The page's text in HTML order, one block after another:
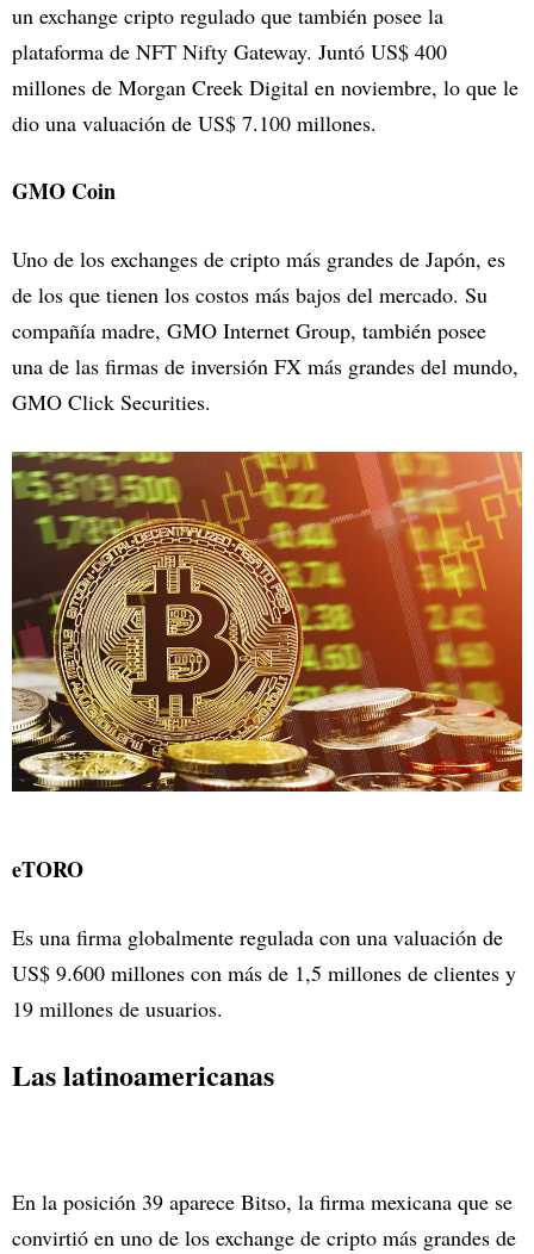
un exchange cripto regulado que también posee la
plataforma de NFT Nifty Gateway. Juntó US$ 400
millones de Morgan Creek Digital en noviembre, lo que le
dio una valuación de US$ 7.100 millones.
GMO Coin
Uno de los exchanges de cripto más grandes de Japón, es
de los que tienen los costos más bajos del mercado. Su
compañía madre, GMO Internet Group, también posee
una de las firmas de inversión FX más grandes del mundo,
GMO Click Securities.
eTORO
Es una firma globalmente regulada con una valuación de
US$ 9.600 millones con más de 1,5 millones de clientes y
19 millones de usuarios.
Las latinoamericanas
En la posición 39 aparece Bitso, la firma mexicana que se
convirtió en uno de los exchange de cripto más grandes de